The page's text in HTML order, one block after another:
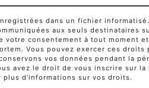
dans un fichier
aux seuls destinataires
consentement à tout moment
Vous pouvez exercer ces droits
vos données pendant la
avez le droit de vous inscrire sur
d’informations sur vos droits.